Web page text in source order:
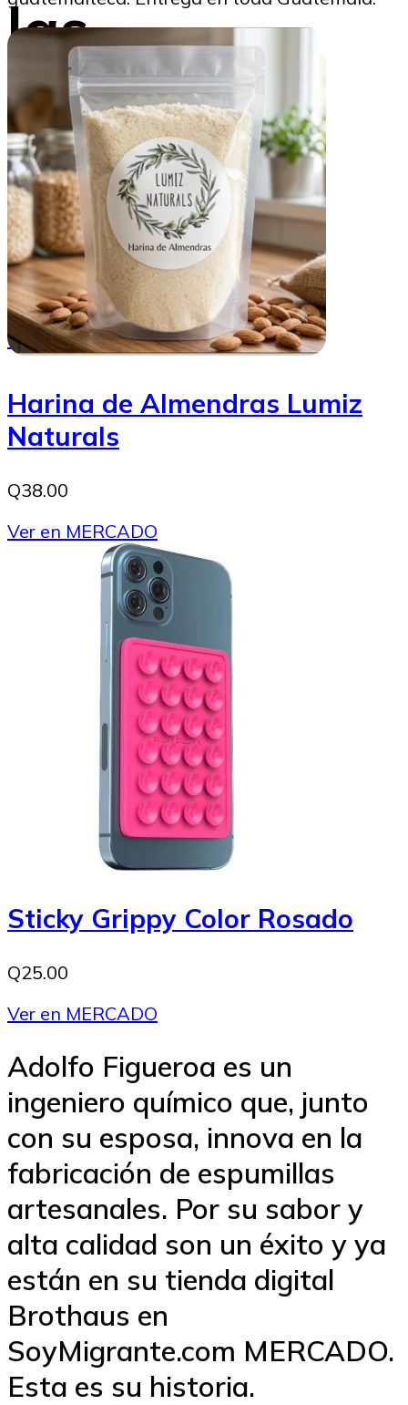
las
espumillas
Brothaus
Marysabel Aldana
16/05/2025
Harina de Almendras Lumiz
Naturals
Q38.00
Ver en MERCADO
Sticky Grippy Color Rosado
Q25.00
Ver en MERCADO
Adolfo Figueroa es un
ingeniero químico que, junto
con su esposa, innova en la
fabricación de espumillas
artesanales. Por su sabor y
alta calidad son un éxito y ya
están en su tienda digital
Brothaus en
SoyMigrante.com MERCADO.
Esta es su historia.